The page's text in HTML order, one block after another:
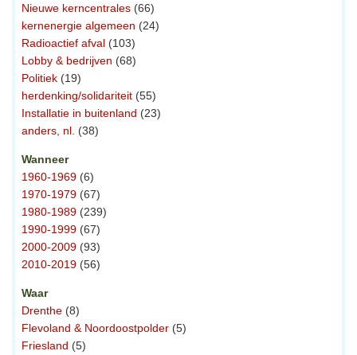
Nieuwe kerncentrales (66)
kernenergie algemeen (24)
Radioactief afval (103)
Lobby & bedrijven (68)
Politiek (19)
herdenking/solidariteit (55)
Installatie in buitenland (23)
anders, nl. (38)
Wanneer
1960-1969 (6)
1970-1979 (67)
1980-1989 (239)
1990-1999 (67)
2000-2009 (93)
2010-2019 (56)
Waar
Drenthe (8)
Flevoland & Noordoostpolder (5)
Friesland (5)